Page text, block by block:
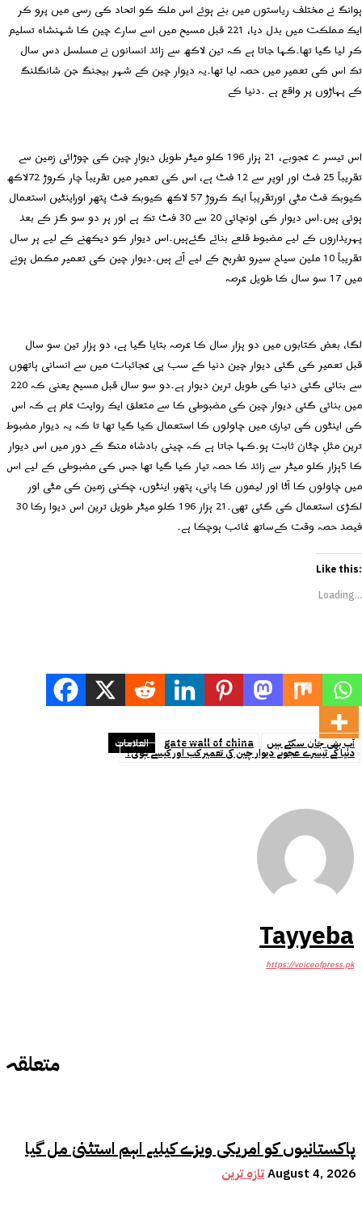
متعلقہ
پاکستانیوں کو امریکی ویزے کیلیے اہم استثنیٰ مل گیا
تازہ ترینAugust 4, 2026
ہوانگ نے مختلف ریاستوں میں بنے ہوئے اس ملک کو اتحاد کی رسی میں پرو کر
ایک مملکت میں بدل دیا، 221 قبل مسیح میں اسے سارے چین کا شہنشاہ تسلیم
کر لیا گیا تھا۔کہا جاتا ہے کہ تین لاکھ سے زائد انسانوں نے مسلسل دس سال
تک اس کی تعمیر میں حصہ لیا تھا۔یہ دیوار چین کے شہر بیجنگ جن شانگلنگ
کے پہاڑوں پر واقع ہے ۔دنیا کے
اس تیسر ے عجوبے، 21 ہزار 196 کلو میٹر طویل دیوارِ چین کی چوڑائی زمین سے
تقریباً 25 فٹ اور اوپر سے 12 فٹ ہے، اس کی تعمیر میں تقریباً چار کروڑ 72لاکھ
کیوبک فٹ مٹی اورتقریباً ایک کروڑ 57 لاکھ کیوبک فٹ پتھر اوراینٹیں استعمال
ہوئی ہیں۔اس دیوار کی اونچائی 20 سے 30 فٹ تک ہے اور ہر دو سو گز کے بعد
پہریداروں کے لیے مضبوط قلعے بنائے گئےہیں۔اس دیوار کو دیکھنے کے لیے ہر سال
تقریباً 10 ملین سیاح سیرو تفریح کے لیے آتے ہیں۔دیوار چین کی تعمیر مکمل ہونے
میں 17 سو سال کا طویل عرصہ
لگا، بعض کتابوں میں دو ہزار سال کا عرصہ بتایا گیا ہے، دو ہزار تین سو سال
قبل تعمیر کی گئی دیوار چین دنیا کے سب ہی عجائبات میں سے انسانی ہاتھوں
سے بنائی گئی دنیا کی طویل ترین دیوار ہے۔دو سو سال قبل مسیح یعنی کہ 220
میں بنائی گئی دیوار چین کی مضبوطی کا سے متعلق ایک روایت عام ہے کہ اس
کی اینٹوں کی تیاری میں چاولوں کا استعمال کیا گیا تھا تا کہ یہ دیوار مضبوط
ترین مثلِ چٹان ثابت ہو۔کہا جاتا ہے کہ چینی بادشاہ منگ کے دور میں اس دیوار
کا 5ہزار کلو میٹر سے زائد کا حصہ تیار کیا گیا تھا جس کی مضبوطی کے لیے اس
میں چاولوں کا آٹا اور لیموں کا پانی، پتھر، اینٹوں، چکنی زمین کی مٹی اور
لکڑی استعمال کی گئی تھی۔21 ہزار 196 کلو میٹر طویل ترین اس دیوا رکا 30
فیصد حصہ وقت کےساتھ غائب ہوچکا ہے۔
Like this:
Loading...
العلامات gate wall of china آپ بھی جان سکتے ہیں
دنیا کے تیسرے عجوبے دیوار چین کی تعمیر کب اور کیسے ہوئی؟
Tayyeba
https://voiceofpress.pk